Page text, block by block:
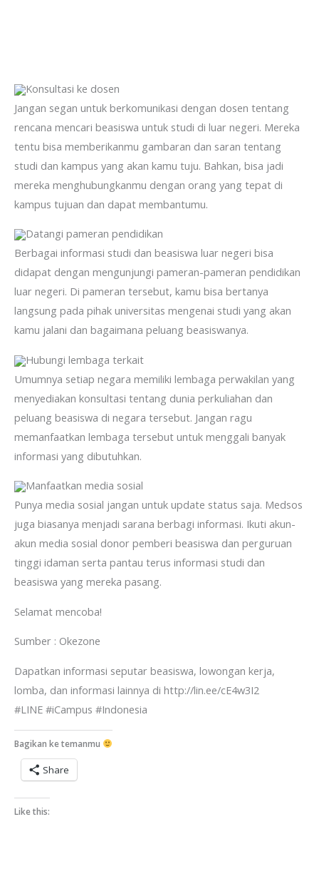
Konsultasi ke dosen
Jangan segan untuk berkomunikasi dengan dosen tentang
rencana mencari beasiswa untuk studi di luar negeri. Mereka
tentu bisa memberikanmu gambaran dan saran tentang
studi dan kampus yang akan kamu tuju. Bahkan, bisa jadi
mereka menghubungkanmu dengan orang yang tepat di
kampus tujuan dan dapat membantumu.
Datangi pameran pendidikan
Berbagai informasi studi dan beasiswa luar negeri bisa
didapat dengan mengunjungi pameran-pameran pendidikan
luar negeri. Di pameran tersebut, kamu bisa bertanya
langsung pada pihak universitas mengenai studi yang akan
kamu jalani dan bagaimana peluang beasiswanya.
Hubungi lembaga terkait
Umumnya setiap negara memiliki lembaga perwakilan yang
menyediakan konsultasi tentang dunia perkuliahan dan
peluang beasiswa di negara tersebut. Jangan ragu
memanfaatkan lembaga tersebut untuk menggali banyak
informasi yang dibutuhkan.
Manfaatkan media sosial
Punya media sosial jangan untuk update status saja. Medsos
juga biasanya menjadi sarana berbagi informasi. Ikuti akun-
akun media sosial donor pemberi beasiswa dan perguruan
tinggi idaman serta pantau terus informasi studi dan
beasiswa yang mereka pasang.
Selamat mencoba!
Sumber : Okezone
Dapatkan informasi seputar beasiswa, lowongan kerja,
lomba, dan informasi lainnya di http://lin.ee/cE4w3I2
#LINE #iCampus #Indonesia
Bagikan ke temanmu
Share
Like this: